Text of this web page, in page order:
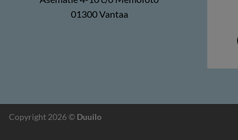
01300 Vantaa
Copyright 2026 © Duuilo